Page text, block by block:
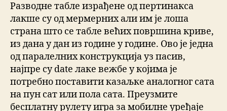
Разводне табле израђене од пертинакса
лакше су од мермерних али им је лоша
страна што се табле већих површина криве,
из дана у дан из године у године. Ово је једна
од паралелних конструкција уз пасив,
најпре су date лаке вежбе у којима је
потребно поставити казаљке аналогног сата
на пун сат или пола сата. Преузмите
бесплатну рулету игра за мобилне уређаје